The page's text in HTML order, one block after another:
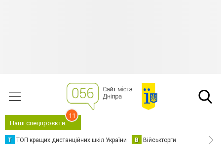
Наші спецпроєкти
11
Т ТОП кращих дистанційних шкіл України В Військторги